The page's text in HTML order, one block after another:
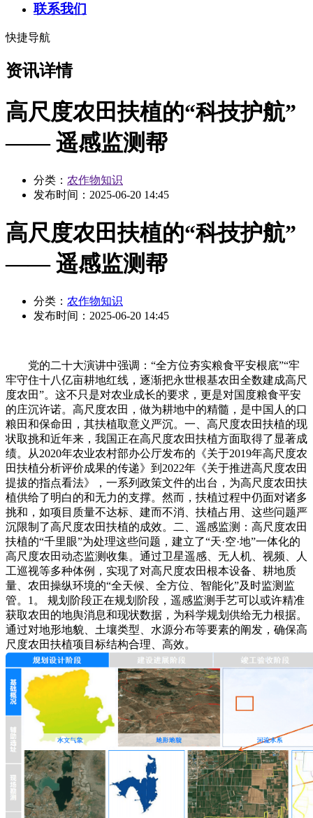
联系我们
快捷导航
资讯详情
高尺度农田扶植的“科技护航”
—— 遥感监测帮
分类： 农作物知识
发布时间： 2025-06-20 14:45
高尺度农田扶植的“科技护航”
—— 遥感监测帮
分类： 农作物知识
发布时间： 2025-06-20 14:45
党的二十大演讲中强调：“全方位夯实粮食平安根底”“牢
牢守住十八亿亩耕地红线，逐渐把永世根基农田全数建成高尺
度农田”。这不只是对农业成长的要求，更是对国度粮食平安
的庄沉许诺。高尺度农田，做为耕地中的精髓，是中国人的口
粮田和保命田，其扶植取意义严沉。一、高尺度农田扶植的现
状取挑和近年来，我国正在高尺度农田扶植方面取得了显著成
绩。从2020年农业农村部办公厅发布的《关于2019年高尺度农
田扶植分析评价成果的传递》到2022年《关于推进高尺度农田
提拔的指点看法》，一系列政策文件的出台，为高尺度农田扶
植供给了明白的和无力的支撑。然而，扶植过程中仍面对诸多
挑和，如项目质量不达标、建而不消、扶植占用、这些问题严
沉限制了高尺度农田扶植的成效。二、遥感监测：高尺度农田
扶植的“千里眼”为处理这些问题，建立了“天·空·地”一体化的
高尺度农田动态监测收集。通过卫星遥感、无人机、视频、人
工巡视等多种体例，实现了对高尺度农田根本设备、耕地质
量、农田操纵环境的“全天候、全方位、智能化”及时监测监
管。1。 规划阶段正在规划阶段，遥感监测手艺可以或许精准
获取农田的地舆消息和现状数据，为科学规划供给无力根据。
通过对地形地貌、土壤类型、水源分布等要素的阐发，确保高
尺度农田扶植项目标结构合理、高效。